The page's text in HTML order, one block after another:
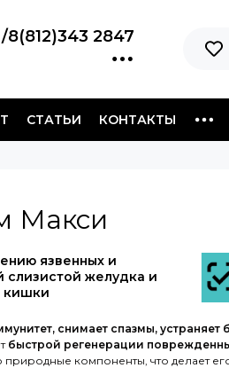
/8(812)343 2847
СТАТЬИ КОНТАКТЫ
Макси
язвенных и
слизистой желудка и
кишки
снимает спазмы, устраняет
быстрой регенерации
природные компоненты, что делает